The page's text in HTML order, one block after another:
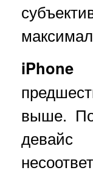
выше.
девайс